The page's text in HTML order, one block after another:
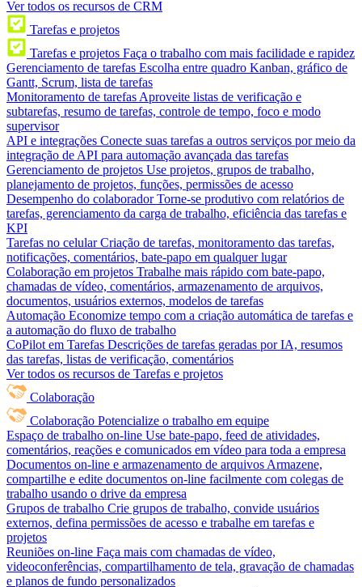
Ver todos os recursos de CRM
Tarefas e projetos
Tarefas e projetos Faça o trabalho com mais facilidade e rapidez
Gerenciamento de tarefas Escolha entre quadro Kanban, gráfico de
Gantt, Scrum, lista de tarefas
Monitoramento de tarefas Aproveite listas de verificação e
subtarefas, resumo de tarefas, controle de tempo, foco e modo
supervisor
API e integrações Conecte suas tarefas a outros serviços por meio da
integração de API para automação avançada das tarefas
Gerenciamento de projetos Use projetos, grupos de trabalho,
planejamento de projetos, funções, permissões de acesso
Desempenho do colaborador Torne-se produtivo com relatórios de
tarefas, gerenciamento da carga de trabalho, eficiência das tarefas e
KPI
Tarefas no celular Criação de tarefas, monitoramento das tarefas,
notificações, comentários, bate-papo em qualquer lugar
Colaboração em projetos Trabalhe mais rápido com bate-papo,
chamadas de vídeo, comentários, armazenamento de arquivos,
documentos, usuários externos, modelos de tarefas
Automação Economize tempo com a criação automática de tarefas e
a automação do fluxo de trabalho
CoPilot em Tarefas Descrições de tarefas geradas por IA, resumos
das tarefas, listas de verificação, comentários
Ver todos os recursos de Tarefas e projetos
Colaboração
Colaboração Potencialize o trabalho em equipe
Espaço de trabalho on-line Use bate-papo, feed de atividades,
comentários, reações e comunicados em vídeo para toda a empresa
Documentos on-line e armazenamento de arquivos Armazene,
compartilhe e edite documentos on-line facilmente com colegas de
trabalho usando o drive da empresa
Grupos de trabalho Crie grupos de trabalho, convide usuários
externos, defina permissões de acesso e trabalhe em tarefas e
projetos
Reuniões on-line Faça mais com chamadas de vídeo,
videoconferências, compartilhamento de tela, gravação de chamadas
e planos de fundo personalizados